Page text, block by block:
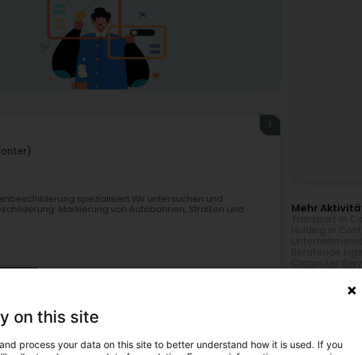
1
spezialisiert.Wir untersuchen und
Markierung von Autobahnen, Straßen und
Mehr
on this site
process your data on this site to better understand how it is used. If you